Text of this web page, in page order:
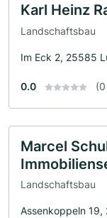
Karl Heinz
Landschaftsbau
Im Eck 2, 25585
0.0
Marcel
Landschaftsbau
Assenkoppeln 19,